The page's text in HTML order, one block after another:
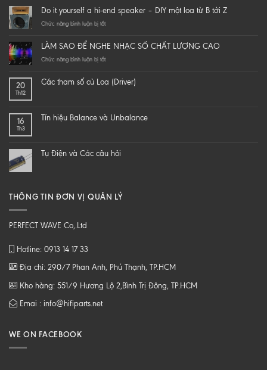
Do it yourself a hi-end speaker – DIY một loa từ B tới Z
Chức năng bình luận bị tắtở
yourself
a
speaker
loa
Z
LÀM SAO ĐỂ NGHE NHẠC SỐ CHẤT LƯỢNG CAO
Chức năng bình luận bị tắtở
ĐỂ
CHẤT
20
Th12
Các tham số củ Loa (Driver)
16
Th3
Tín hiệu Balance và Unbalance
Tụ Điện và Các câu hỏi
THÔNG TIN ĐƠN VỊ QUẢN LÝ
PERFECT WAVE Co,.Ltd
Hotline: 0913 14 17 33
Địa chỉ: 290/7 Phan Anh, Phú Thạnh, TP.HCM
Kho hàng: 551/9 Hương Lộ 2,Bình Trị Đông, TP.HCM
Emai : info@hifiparts.net
WE ON FACEBOOK